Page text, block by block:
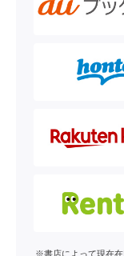
※書店によって現在